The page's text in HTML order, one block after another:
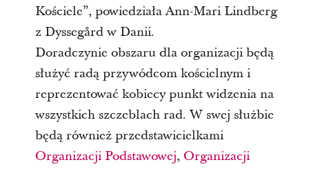
Kościele”, powiedziała Ann-Mari Lindberg
z Dyssegård w Danii.
Doradczynie obszaru dla organizacji będą
służyć radą przywódcom kościelnym i
reprezentować kobiecy punkt widzenia na
wszystkich szczeblach rad. W swej służbie
będą również przedstawicielkami
Organizacji Podstawowej, Organizacji